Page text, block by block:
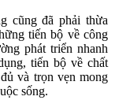
cũng đã phải thừa
tiến bộ về công
phát triển nhanh
tiến bộ về chất
và trọn vẹn mong
sống.